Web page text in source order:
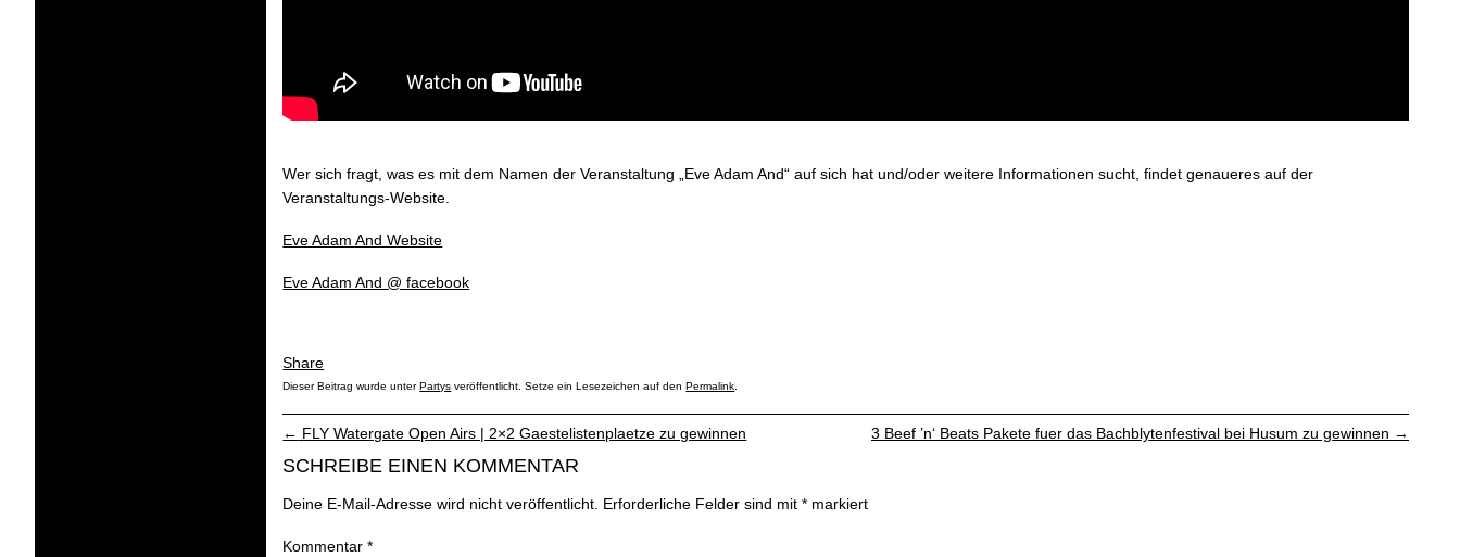
Wer sich fragt, was es mit dem Namen der Veranstaltung „Eve Adam And“ auf sich hat und/oder weitere Informationen sucht, findet genaueres auf der
Veranstaltungs-Website.
Eve Adam And Website
Eve Adam And @ facebook
Share
Dieser Beitrag wurde unter Partys veröffentlicht. Setze ein Lesezeichen auf den Permalink.
← FLY Watergate Open Airs | 2×2 Gaestelistenplaetze zu gewinnen 3 Beef ’n‘ Beats Pakete fuer das Bachblytenfestival bei Husum zu gewinnen →
SCHREIBE EINEN KOMMENTAR
Deine E-Mail-Adresse wird nicht veröffentlicht. Erforderliche Felder sind mit* markiert
Kommentar*